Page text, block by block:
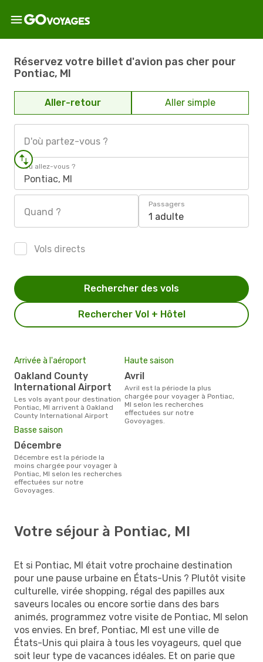
Réservez votre billet d'avion pas cher pour
Pontiac, MI
Aller-retour Aller simple
D'où partez-vous ?
Où allez-vous ?
Pontiac, MI
Quand ?
Passagers
1 adulte
Vols directs
Rechercher Vol + Hôtel
Rechercher des vols
Arrivée à l'aéroport
Oakland County
International Airport
Les vols ayant pour destination
Pontiac, MI arrivent à Oakland
County International Airport
Haute saison
avril
avril est la période la plus
chargée pour voyager à Pontiac,
MI selon les recherches
effectuées sur notre
Govoyages.
Basse saison
décembre
décembre est la période la
moins chargée pour voyager à
Pontiac, MI selon les recherches
effectuées sur notre
Govoyages.
Votre séjour à Pontiac, MI
Et si Pontiac, MI était votre prochaine destination
pour une pause urbaine en États-Unis ? Plutôt visite
culturelle, virée shopping, régal des papilles aux
saveurs locales ou encore sortie dans des bars
animés, programmez votre visite de Pontiac, MI selon
vos envies. En bref, Pontiac, MI est une ville de
États-Unis qui plaira à tous les voyageurs, quel que
soit leur type de vacances idéales. Et on parie que